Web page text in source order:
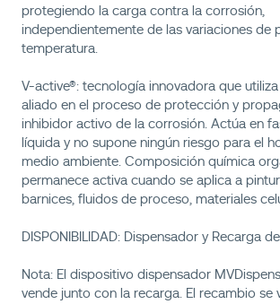
protegiendo la carga contra la corrosión,
independientemente de las variaciones de
temperatura.
V-active®: tecnología innovadora que
aliado en el proceso de protección y
inhibidor activo de la corrosión. Actúa en
líquida y no supone ningún riesgo para el
medio ambiente. Composición química
permanece activa cuando se aplica a
barnices, fluidos de proceso, materiales
DISPONIBILIDAD: Dispensador y Recarga
Nota: El dispositivo dispensador
vende junto con la recarga. El recambio se